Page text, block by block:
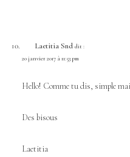
Laetitia Snd dit :
20 janvier 2017 à 11:53 pm
Hello! Comme tu dis, simple
Des bisous
Laetitia